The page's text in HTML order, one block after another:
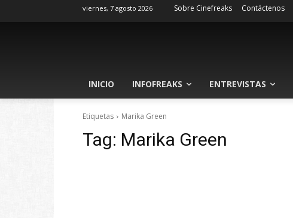
viernes, 7 agosto 2026 Sobre Cinefreaks Contáctenos
INICIO INFOFREAKS ENTREVISTAS
Etiquetas Marika Green
Tag: Marika Green